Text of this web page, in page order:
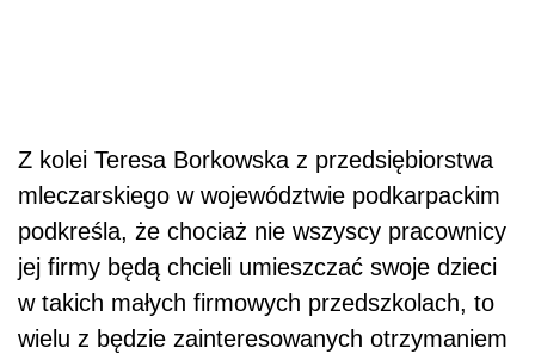
Z kolei Teresa Borkowska z przedsiębiorstwa
mleczarskiego w województwie podkarpackim
podkreśla, że chociaż nie wszyscy pracownicy
jej firmy będą chcieli umieszczać swoje dzieci
w takich małych firmowych przedszkolach, to
wielu z będzie zainteresowanych otrzymaniem